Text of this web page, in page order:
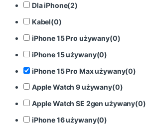
Dla iPhone(2)
Kabel(0)
iPhone 15 Pro używany(0)
iPhone 15 używany(0)
iPhone 15 Pro Max używany(0)
Apple Watch 9 używany(0)
Apple Watch SE 2gen używany(0)
iPhone 16 używany(0)